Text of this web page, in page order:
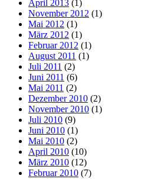
April 2013 (1)
November 2012 (1)
Mai 2012 (1)
März 2012 (1)
Februar 2012 (1)
August 2011 (1)
Juli 2011 (2)
Juni 2011 (6)
Mai 2011 (2)
Dezember 2010 (2)
November 2010 (1)
Juli 2010 (9)
Juni 2010 (1)
Mai 2010 (2)
April 2010 (10)
März 2010 (12)
Februar 2010 (7)